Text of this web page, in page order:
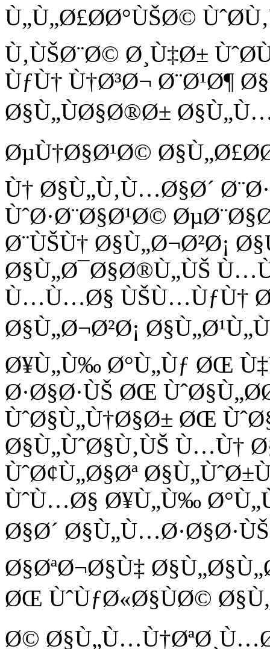
Ù„Ù„Ø£Ø­Ø°ÙŠØ©
Ù‚ÙŠØ¨Ø© Ø¸Ù‡Ø±
ÙƒÙ† Ù†Ø³Ø¬ Ø¨Ø¹Ø¶
Ø§Ù„ÙØ§Ø®Ø±
ØµÙ†Ø§Ø¹Ø©
Ù† Ø§Ù„Ù‚Ù…Ø§Ø´
ÙˆØ·Ø¨Ø§Ø¹Ø©
Ø¨ÙŠÙ† Ø§Ù„Ø¬Ø²Ø¡
Ø§Ù„Ø¯Ø§Ø®Ù„ÙŠ
Ù…Ù…Ø§ ÙŠÙ…ÙƒÙ†
Ø§Ù„Ø¬Ø²Ø¡
Ø¥Ù„Ù‰ Ø°Ù„Ùƒ ØŒ
Ø·Ø§Ø·ÙŠ ØŒ
ÙˆØ§Ù„Ù†Ø§Ø± ØŒ
Ø§Ù„ÙˆØ§Ù‚ÙŠ Ù…Ù†
ÙˆØ¢Ù„Ø§Øª
ÙˆÙ…Ø§ Ø¥Ù„Ù‰
Ø§Ø´ Ø§Ù„Ù…Ø·Ø§Ø·ÙŠ
Ø§ØªØ¬Ø§Ù‡
ØŒ ÙˆÙƒØ«Ø§ÙØ©
Ø©